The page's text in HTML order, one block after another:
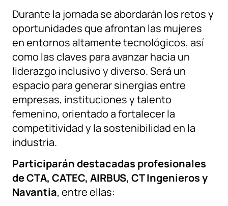
Durante la jornada se abordarán los retos y
oportunidades que afrontan las mujeres
en entornos altamente tecnológicos, así
como las claves para avanzar hacia un
liderazgo inclusivo y diverso. Será un
espacio para generar sinergias entre
empresas, instituciones y talento
femenino, orientado a fortalecer la
competitividad y la sostenibilidad en la
industria.
Participarán destacadas profesionales
de CTA, CATEC, AIRBUS, CT Ingenieros y
Navantia, entre ellas: